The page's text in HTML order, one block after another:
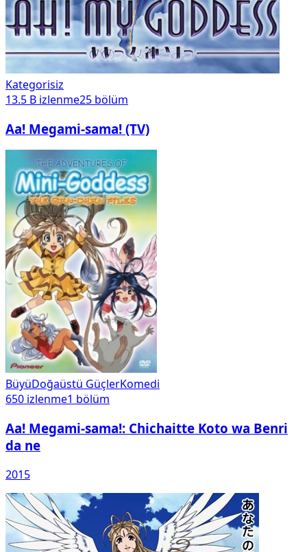
Kategorisiz
13.5 B izlenme25 bölüm
Aa! Megami-sama! (TV)
BüyüDoğaüstü GüçlerKomedi
650 izlenme1 bölüm
Aa! Megami-sama!: Chichaitte Koto wa Benri
da ne
2015